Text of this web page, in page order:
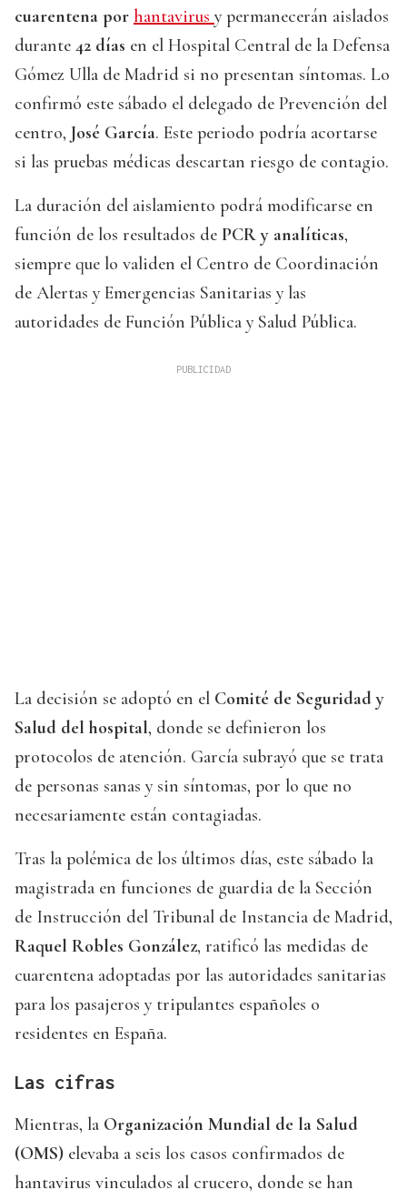
cuarentena por hantavirus y permanecerán aislados
durante 42 días en el Hospital Central de la Defensa
Gómez Ulla de Madrid si no presentan síntomas. Lo
confirmó este sábado el delegado de Prevención del
centro, José García. Este periodo podría acortarse
si las pruebas médicas descartan riesgo de contagio.
La duración del aislamiento podrá modificarse en
función de los resultados de PCR y analíticas,
siempre que lo validen el Centro de Coordinación
de Alertas y Emergencias Sanitarias y las
autoridades de Función Pública y Salud Pública.
La decisión se adoptó en el Comité de Seguridad y
Salud del hospital, donde se definieron los
protocolos de atención. García subrayó que se trata
de personas sanas y sin síntomas, por lo que no
necesariamente están contagiadas.
Tras la polémica de los últimos días, este sábado la
magistrada en funciones de guardia de la Sección
de Instrucción del Tribunal de Instancia de Madrid,
Raquel Robles González, ratificó las medidas de
cuarentena adoptadas por las autoridades sanitarias
para los pasajeros y tripulantes españoles o
residentes en España.
Las cifras
Mientras, la Organización Mundial de la Salud
(OMS) elevaba a seis los casos confirmados de
hantavirus vinculados al crucero, donde se han